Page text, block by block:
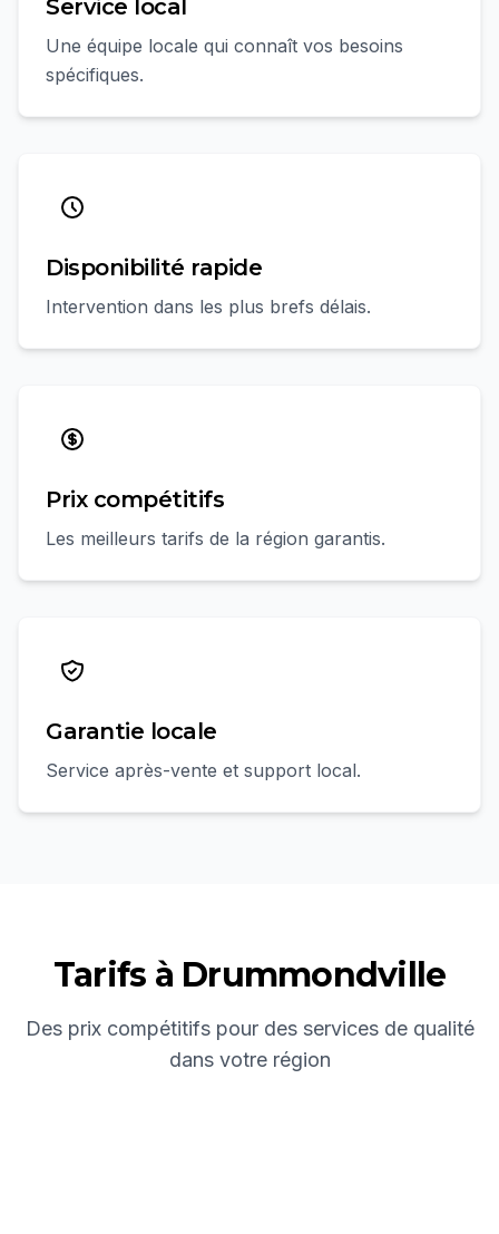
Service local
Une équipe locale qui connaît vos besoins
spécifiques.
Disponibilité rapide
Intervention dans les plus brefs délais.
Prix compétitifs
Les meilleurs tarifs de la région garantis.
Garantie locale
Service après-vente et support local.
Tarifs à Drummondville
Des prix compétitifs pour des services de qualité
dans votre région